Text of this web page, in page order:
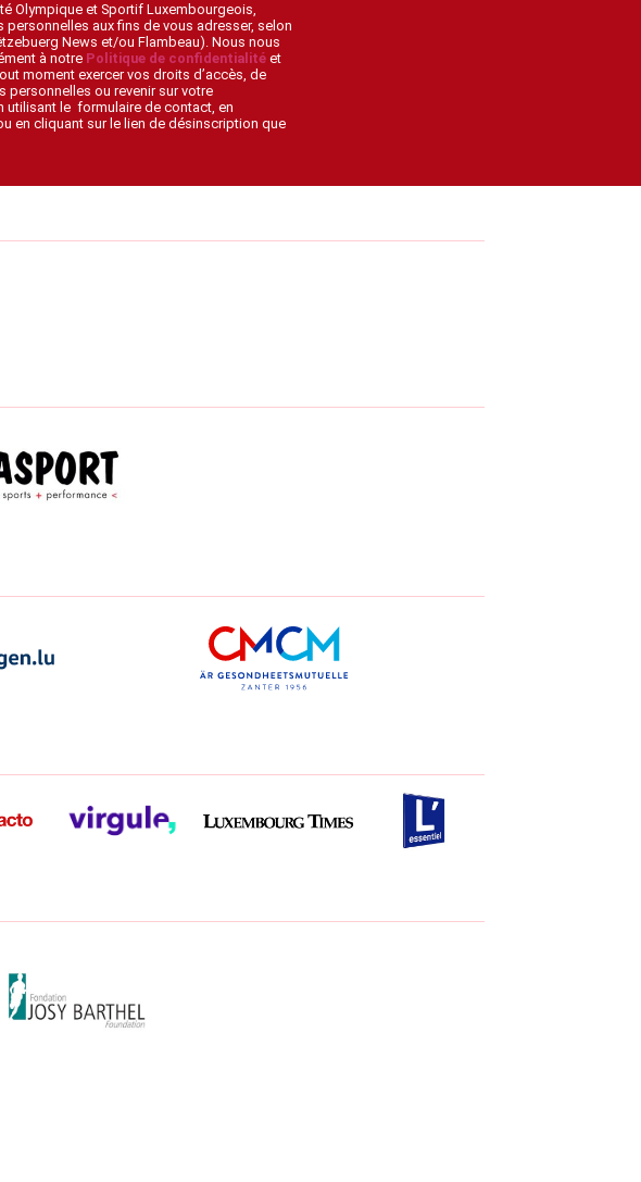
Olympique et Sportif Luxembourgeois,
aux fins de vous adresser, selon
News et/ou Flambeau). Nous nous
à notre Politique de confidentialité et
moment exercer vos droits d’accès, de
personnelles ou revenir sur votre
utilisant le formulaire de contact, en
en cliquant sur le lien de désinscription que